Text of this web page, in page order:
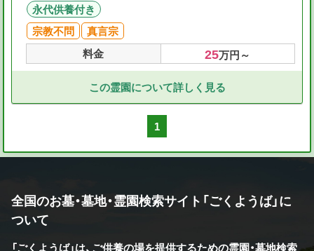
永代供養付き
宗教不問
真言宗
料金
25万円～
この霊園について詳しく見る
1
全国のお墓・墓地・霊園検索サイト「ごくようば」に
ついて
「ごくようば」は、ご供養の場を提供するための霊園・墓地検索